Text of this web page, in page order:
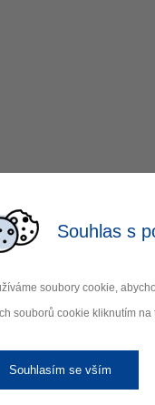
Souhlas s
soubory cookie,
souborů cookie kliknutím
Souhlasím se vším